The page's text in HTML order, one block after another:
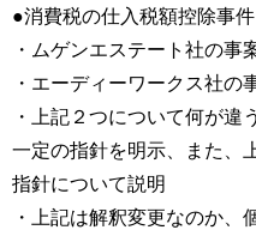
●消費税の仕入税額控除事
・ムゲンエステート社の事
・エーディーワークス社の
・上記２つについて何が違
一定の指針を明示、また、
指針について説明
・上記は解釈変更なのか、